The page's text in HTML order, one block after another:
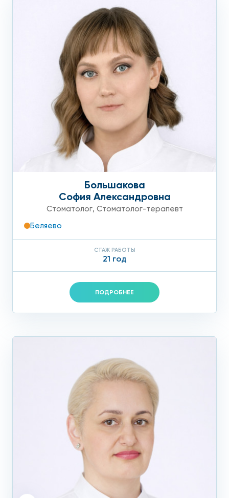
Большакова
София Александровна
Стоматолог, Стоматолог-терапевт
Беляево
СТАЖ РАБОТЫ
21 год
ПОДРОБНЕЕ